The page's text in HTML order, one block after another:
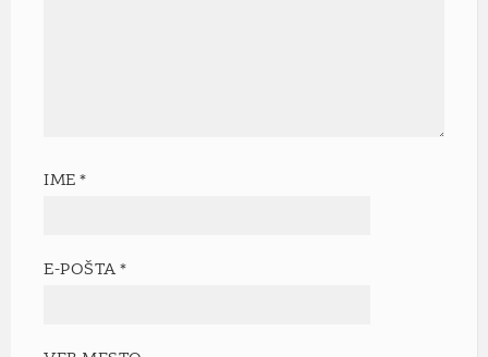
IME*
E-POŠTA*